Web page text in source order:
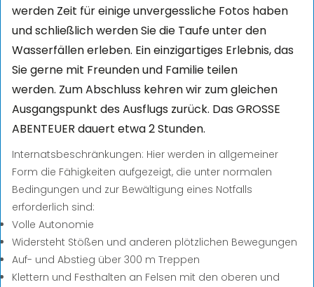
werden Zeit für einige unvergessliche Fotos haben
und schließlich werden Sie die Taufe unter den
Wasserfällen erleben. Ein einzigartiges Erlebnis, das
Sie gerne mit Freunden und Familie teilen
werden. Zum Abschluss kehren wir zum gleichen
Ausgangspunkt des Ausflugs zurück. Das GROSSE
ABENTEUER dauert etwa 2 Stunden.
Internatsbeschränkungen: Hier werden in allgemeiner
Form die Fähigkeiten aufgezeigt, die unter normalen
Bedingungen und zur Bewältigung eines Notfalls
erforderlich sind:
Volle Autonomie
Widersteht Stößen und anderen plötzlichen Bewegungen
Auf- und Abstieg über 300 m Treppen
Klettern und Festhalten an Felsen mit den oberen und